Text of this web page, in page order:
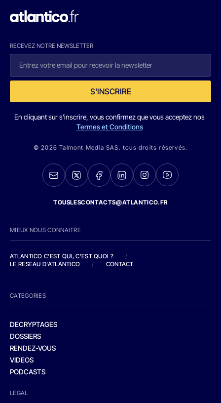
RECEVEZ NOTRE NEWSLETTER
S'INSCRIRE
En cliquant sur s'inscrire, vous confirmez que vous acceptez nos
Termes et Conditions
© 2026 Talmont Media SAS. tous droits réservés.
TOUSLESCONTACTS@ATLANTICO.FR
MIEUX NOUS CONNAITRE
ATLANTICO C'EST QUI, C'EST QUOI ?
/
LE RESEAU D'ATLANTICO
/ CONTACT
CATEGORIES
DECRYPTAGES
DOSSIERS
RENDEZ-VOUS
VIDEOS
PODCASTS
LEGAL